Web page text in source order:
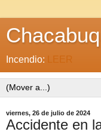
Incendio: LEER
viernes, 26 de julio de 2024
Accidente en